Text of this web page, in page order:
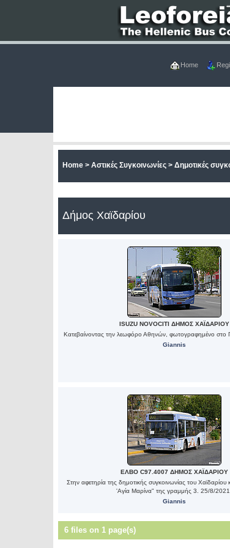
Home
Home >Αστικές Συγκοινωνίες >Δημοτικές
Δήμος Χαϊδαρίου
ISUZU NOVOCITI ΔΗΜΟΣ ΧΑΪΔΑΡΙΟΥ
Κατεβαίνοντας την λεωφόρο Αθηνών, φωτογραφημένο στο
Giannis
ΕΛΒΟ C97.4007 ΔΗΜΟΣ ΧΑΪΔΑΡΙΟΥ
Στην αφετηρία της δημοτικής συγκοινωνίας του
'Αγία Μαρίνα" της γραμμής 3. 25/8/2021.
Giannis
6 files on 1 page(s)